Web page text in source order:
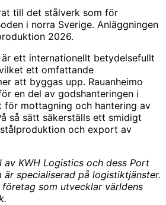
till det stålverk som för
i norra Sverige. Anläggningen
2026.
ett internationellt betydelsefullt
ett omfattande
att byggas upp. Rauanheimo
en del av godshanteringen i
för mottagning och hantering av
så sätt säkerställs ett smidigt
och export av
av KWH Logistics och dess Port
är specialiserad på logistiktjänster.
som utvecklar världens